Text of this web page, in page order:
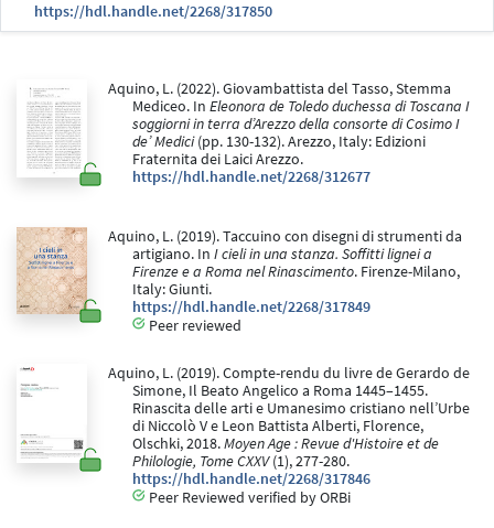
https://hdl.handle.net/2268/317850
Aquino, L. (2022). Giovambattista del Tasso, Stemma
Mediceo. In Eleonora de Toledo duchessa di Toscana I
soggiorni in terra d’Arezzo della consorte di Cosimo I
de’ Medici(pp. 130-132). Arezzo, Italy: Edizioni
Fraternita dei Laici Arezzo.
https://hdl.handle.net/2268/312677
Aquino, L. (2019). Taccuino con disegni di strumenti da
artigiano. In I cieli in una stanza. Soffitti lignei a
Firenze e a Roma nel Rinascimento. Firenze-Milano,
Italy: Giunti.
https://hdl.handle.net/2268/317849
Peer reviewed
Aquino, L. (2019). Compte-rendu du livre de Gerardo de
Simone, Il Beato Angelico a Roma 1445–1455.
Rinascita delle arti e Umanesimo cristiano nell’Urbe
di Niccolò V e Leon Battista Alberti, Florence,
Olschki, 2018.Moyen Age : Revue d'Histoire et de
Philologie, Tome CXXV(1), 277-280.
https://hdl.handle.net/2268/317846
Peer Reviewed verified by ORBi